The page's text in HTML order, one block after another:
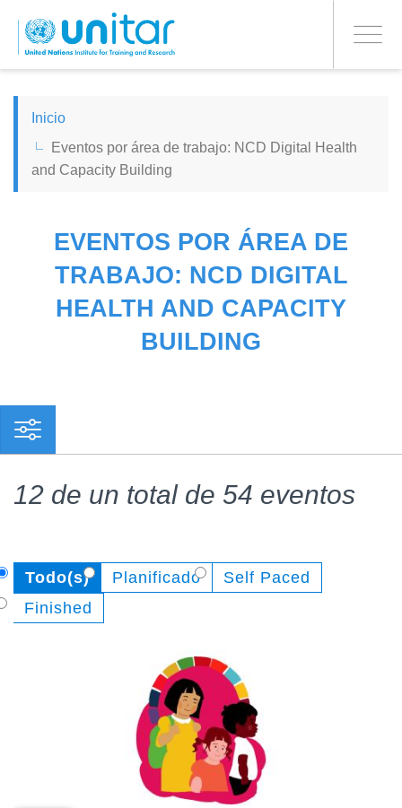
contenido
principal
Toggle
PROCEED WITH CHECKOUT
ESPAÑOL
FRANÇAIS
Inicio
Eventos por área de trabajo: NCD Digital Health
and Capacity Building
EVENTOS POR ÁREA DE
TRABAJO: NCD DIGITAL
HEALTH AND CAPACITY
BUILDING
12 de un total de 54 eventos
Todo(s) Planificado
Self Paced
Finished